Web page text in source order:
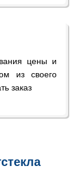
цены и
из своего
заказ